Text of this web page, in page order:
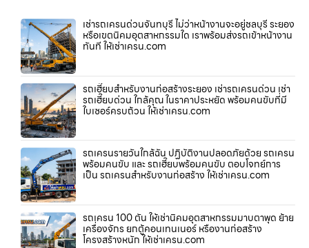
เช่ารถเครนด่วนจันทบุรี ไม่ว่าหน้างานจะอยู่ชลบุรี ระยอง
หรือเขตนิคมอุตสาหกรรมใด เราพร้อมส่งรถเข้าหน้างาน
ทันที ให้เช่าเครน.com
รถเฮี๊ยบสำหรับงานก่อสร้างระยอง เช่ารถเครนด่วน เช่า
รถเฮี๊ยบด่วน ใกล้คุณ ในราคาประหยัด พร้อมคนขับที่มี
ใบเซอร์ครบถ้วน ให้เช่าเครน.com
รถเครนรายวันใกล้ฉัน ปฏิบัติงานปลอดภัยด้วย รถเครน
พร้อมคนขับ และ รถเฮี๊ยบพร้อมคนขับ ตอบโจทย์การ
เป็น รถเครนสำหรับงานก่อสร้าง ให้เช่าเครน.com
รถเครน 100 ตัน ให้เช่านิคมอุตสาหกรรมมาบตาพุด ย้าย
เครื่องจักร ยกตู้คอนเทนเนอร์ หรืองานก่อสร้าง
โครงสร้างหนัก ให้เช่าเครน.com